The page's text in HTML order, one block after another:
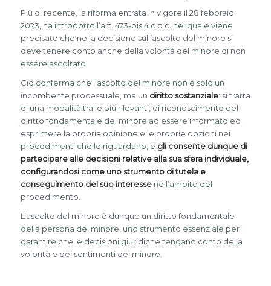
Più di recente, la riforma entrata in vigore il 28 febbraio
2023, ha introdotto l’art. 473-bis.4 c.p.c. nel quale viene
precisato che nella decisione sull’ascolto del minore si
deve tenere conto anche della volontà del minore di non
essere ascoltato.
Ciò conferma che l’ascolto del minore non è solo un
incombente processuale, ma un diritto sostanziale: si tratta
di una modalità tra le più rilevanti, di riconoscimento del
diritto fondamentale del minore ad essere informato ed
esprimere la propria opinione e le proprie opzioni nei
procedimenti che lo riguardano, e gli consente dunque di
partecipare alle decisioni relative alla sua sfera individuale,
configurandosi come uno strumento di tutela e
conseguimento del suo interessenell’ambito del
procedimento.
L’ascolto del minore è dunque un diritto fondamentale
della persona del minore, uno strumento essenziale per
garantire che le decisioni giuridiche tengano conto della
volontà e dei sentimenti del minore.